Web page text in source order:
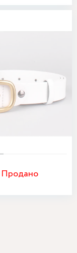
Продано